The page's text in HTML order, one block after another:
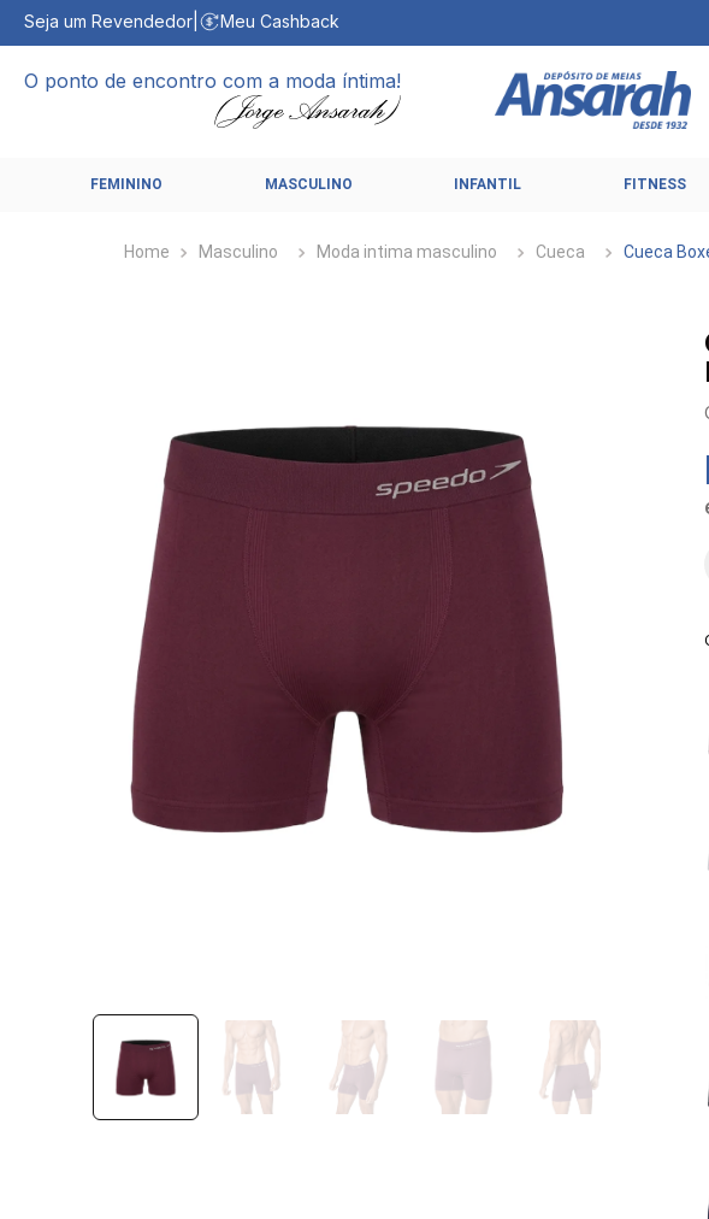
Seja um Revendedor Meu Cashback
O ponto de encontro com a moda íntima!
FEMININO MASCULINO INFANTIL FITNESS
Masculino Moda intima masculino Cueca Cueca